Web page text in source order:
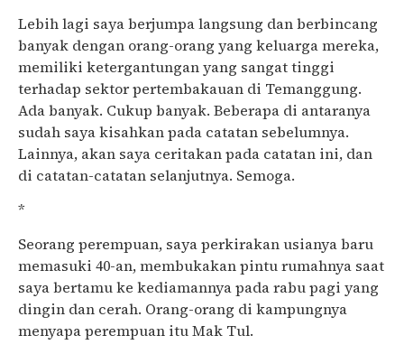
Lebih lagi saya berjumpa langsung dan berbincang
banyak dengan orang-orang yang keluarga mereka,
memiliki ketergantungan yang sangat tinggi
terhadap sektor pertembakauan di Temanggung.
Ada banyak. Cukup banyak. Beberapa di antaranya
sudah saya kisahkan pada catatan sebelumnya.
Lainnya, akan saya ceritakan pada catatan ini, dan
di catatan-catatan selanjutnya. Semoga.
*
Seorang perempuan, saya perkirakan usianya baru
memasuki 40-an, membukakan pintu rumahnya saat
saya bertamu ke kediamannya pada rabu pagi yang
dingin dan cerah. Orang-orang di kampungnya
menyapa perempuan itu Mak Tul.